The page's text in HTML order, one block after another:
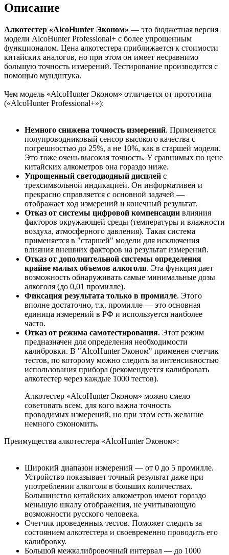
Описание
Алкотестер «AlcoHunter Эконом» — это бюджетная версия
модели AlcoHunter Professional+ с более упрощенным
функционалом. Цена алкотестера приближается к стоимости
китайских аналогов, но при этом он имеет несравнимо
большую точность измерений. Тестирование производится с
помощью мундштука.
Чем модель «AlcoHunter Эконом» отличается от прототипа
(«AlcoHunter Professional+»):
Немного снижена точность измерений. Применяется
полупроводниковый сенсор высокого качества с
погрешностью до 25%, а не 10%, как в старшей модели.
Это тоже очень высокая точность. У сравнимых по цене
китайских алкометров она гораздо ниже.
Упрощенный светодиодный дисплей с
трехсимвольной индикацией. Он информативен и
прекрасно справляется с основной задачей —
отображает ход измерений и конечный результат.
Отказ от системы цифровой компенсации влияния
факторов окружающей среды (температуры и влажности
воздуха, атмосферного давления). Такая система
применяется в "старшей" модели для исключения
влияния внешних факторов на результат измерений.
Отказ от дополнительной системы определения
крайне малых объемов алкоголя. Эта функция дает
возможность обнаруживать самые минимальные дозы
алкоголя (до 0,01 промилле).
Фиксация результата только в промилле. Этого
вполне достаточно, т.к. промилле — это основная
единица измерений в РФ и используется наиболее
часто.
Отказ от режима самотестирования. Этот режим
предназначен для определения необходимости
калибровки. В "AlcoHunter Эконом" применен счетчик
тестов, по которому можно следить за интенсивностью
использования прибора (рекомендуется калибровать
алкотестер через каждые 1000 тестов).
Алкотестер «AlcoHunter Эконом» можно смело
советовать всем, для кого важна точность
проводимых измерений, но при этом есть желание
немного сэкономить.
Преимущества алкотестера «AlcoHunter Эконом»:
Широкий диапазон измерений — от 0 до 5 промилле.
Устройство показывает точный результат даже при
употреблении алкоголя в больших количествах.
Большинство китайских алкометров имеют гораздо
меньшую шкалу отображения, не учитывающую
возможности русского человека.
Счетчик проведенных тестов. Поможет следить за
состоянием алкотестера и своевременно проводить его
калибровку.
Большой межкалибровочный интервал — до 1000